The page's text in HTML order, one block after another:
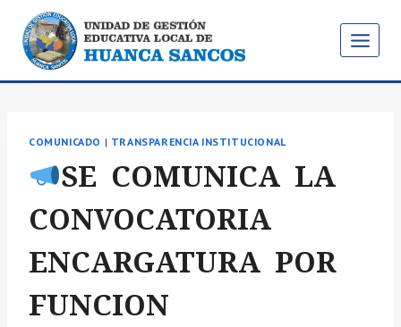
Saltar
contenido
COMUNICADO | TRANSPARENCIA INSTITUCIONAL
SE COMUNICA LA
CONVOCATORIA
ENCARGATURA POR
FUNCION